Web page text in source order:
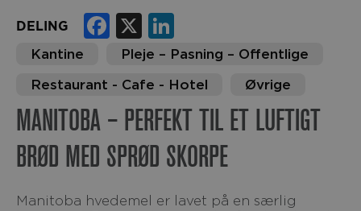
Kantine
Pleje – Pasning – Offentlige
Restaurant - Cafe - Hotel
Øvrige
DELING Facebook
X
MANITOBA – PERFEKT TIL ET LUFTIGT
BRØD MED SPRØD SKORPE
Manitoba hvedemel er lavet på en særlig